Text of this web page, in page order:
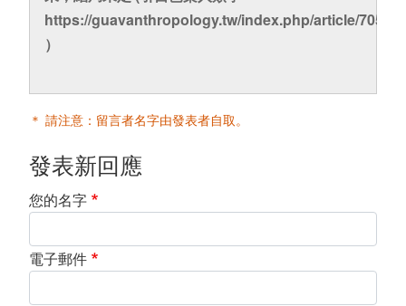
https://guavanthropology.tw/index.php/article/7053
）
＊ 請注意：留言者名字由發表者自取。
發表新回應
您的名字
電子郵件